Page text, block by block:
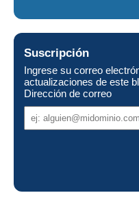
Suscripción
Ingrese su correo
actualizaciones de este
Dirección de correo
de